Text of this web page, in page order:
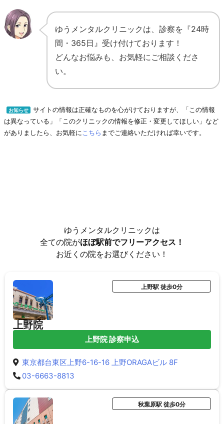
ゆうメンタルクリニックは、診察を『24時
間・365日』受け付けております！
どんなお悩みも、お気軽にご相談くださ
い。
お知らせ
サイトの情報は正確なものを心がけておりますが、「この情報
は異なっている」「このクリニックの情報を修正・変更してほしい」など
がありましたら、お気軽に こちら までご連絡いただければ幸いです。
ゆうメンタルクリニックは
全ての院がほぼ駅前でフリーアクセス！
お近くの院をお選びください！
上野院
上野駅 徒歩0分
上野院 診察申込
東京都台東区上野6-16-16 上野ORAGAビル 8F
03-6663-8813
秋葉原駅 徒歩0分